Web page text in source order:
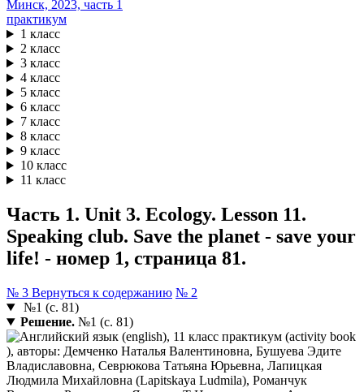
практикум
1 класс
2 класс
3 класс
4 класс
5 класс
6 класс
7 класс
8 класс
9 класс
10 класс
11 класс
Часть 1. Unit 3. Ecology. Lesson 11.
Speaking club. Save the planet - save your
life! - номер 1, страница 81.
№ 3 Вернуться к содержанию № 2
№1 (с. 81)
Решение.№1 (с. 81)